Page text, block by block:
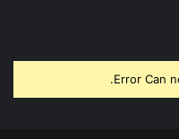
Error Can